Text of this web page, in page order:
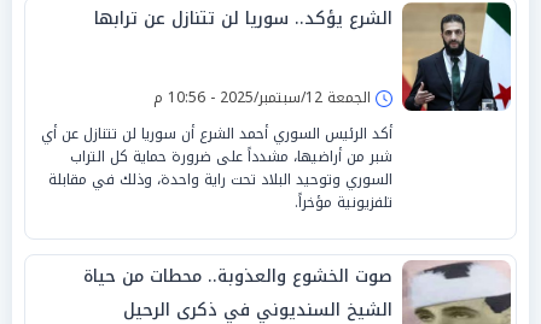
الشرع يؤكد.. سوريا لن تتنازل عن ترابها
الجمعة 12/سبتمبر/2025 - 10:56 م
أكد الرئيس السوري أحمد الشرع أن سوريا لن تتنازل عن أي
شبر من أراضيها، مشدداً على ضرورة حماية كل التراب
السوري وتوحيد البلاد تحت راية واحدة، وذلك في مقابلة
تلفزيونية مؤخراً.
صوت الخشوع والعذوبة.. محطات من حياة
الشيخ السنديوني في ذكرى الرحيل